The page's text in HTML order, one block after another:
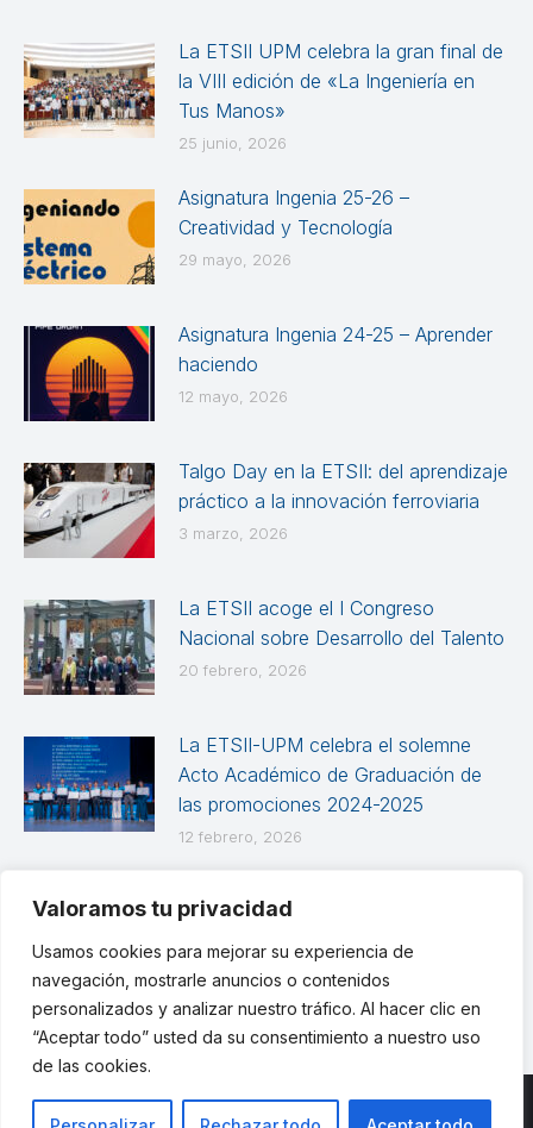
Valoramos tu privacidad
Usamos cookies para mejorar su experiencia de
navegación, mostrarle anuncios o contenidos
personalizados y analizar nuestro tráfico. Al hacer clic en
“Aceptar todo” usted da su consentimiento a nuestro uso
de las cookies.
La ETSII UPM celebra la gran final de
la VIII edición de «La Ingeniería en
Tus Manos»
25 junio, 2026
Asignatura Ingenia 25-26 –
Creatividad y Tecnología
29 mayo, 2026
Asignatura Ingenia 24-25 – Aprender
haciendo
12 mayo, 2026
Talgo Day en la ETSII: del aprendizaje
práctico a la innovación ferroviaria
3 marzo, 2026
La ETSII acoge el I Congreso
Nacional sobre Desarrollo del Talento
20 febrero, 2026
La ETSII-UPM celebra el solemne
Acto Académico de Graduación de
las promociones 2024-2025
12 febrero, 2026
Los comentarios están cerrados